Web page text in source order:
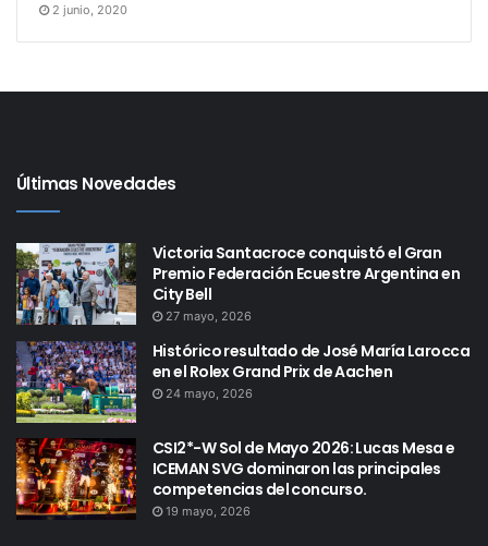
2 junio, 2020
Últimas Novedades
Victoria Santacroce conquistó el Gran
Premio Federación Ecuestre Argentina en
City Bell
27 mayo, 2026
Histórico resultado de José María Larocca
en el Rolex Grand Prix de Aachen
24 mayo, 2026
CSI2*-W Sol de Mayo 2026: Lucas Mesa e
ICEMAN SVG dominaron las principales
competencias del concurso.
19 mayo, 2026